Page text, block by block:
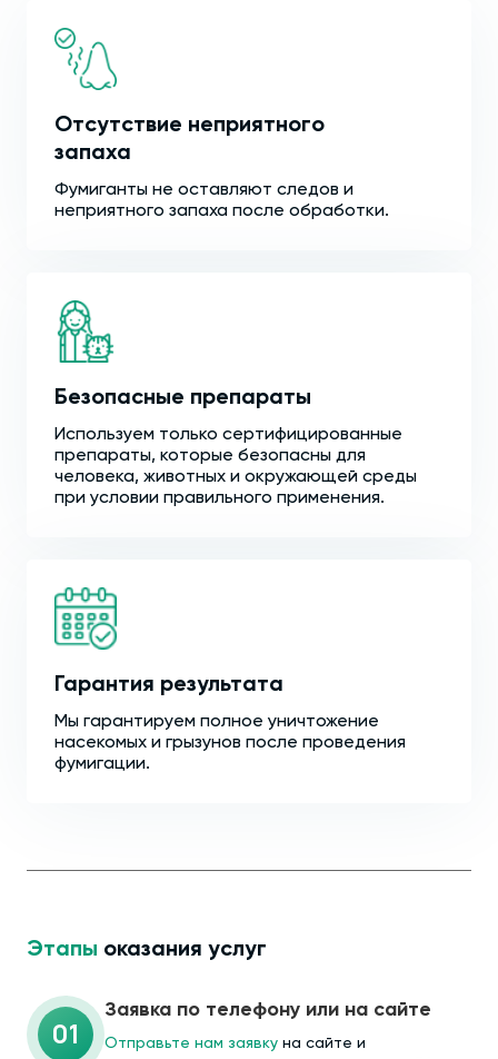
Отсутствие неприятного
запаха
Фумиганты не оставляют следов и
неприятного запаха после обработки.
Безопасные препараты
Используем только сертифицированные
препараты, которые безопасны для
человека, животных и окружающей среды
при условии правильного применения.
Гарантия результата
Мы гарантируем полное уничтожение
насекомых и грызунов после проведения
фумигации.
Этапы оказания услуг
01
Заявка по телефону или на сайте
Отправьте нам заявку на сайте и